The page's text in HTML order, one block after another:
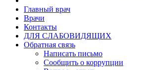
Главный врач
Врачи
Контакты
ДЛЯ СЛАБОВИДЯЩИХ
Обратная связь
Написать письмо
Сообщить о коррупции